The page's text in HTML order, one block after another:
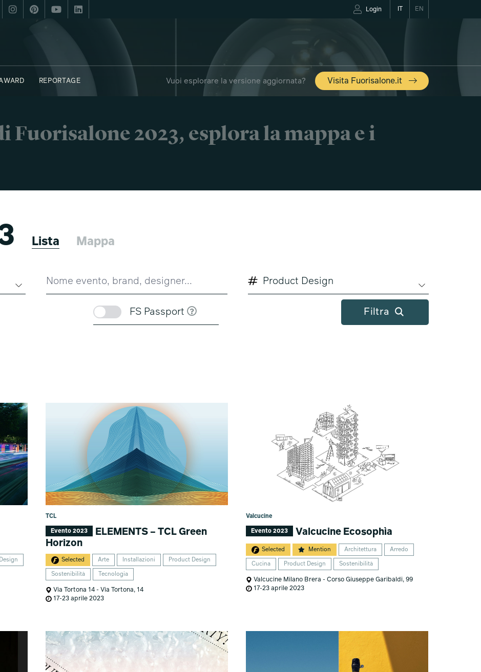
EN
Login
REPORTAGE Vuoi esplorare la versione aggiornata? Visita Fuorisalone.it
Fuorisalone 2023, esplora la mappa e i
Lista Mappa
Product Design
FS Passport Filtra
TCL
Evento 2023
ELEMENTS – TCL Green
Horizon
Selected Arte Installazioni Product Design
Sostenibilità Tecnologia
Via Tortona 14 - Via Tortona, 14
17-23 aprile 2023
Valcucine
Evento 2023 Valcucine Ecosophìa
Selected Mention Architettura Arredo
Cucina Product Design Sostenibilità
Valcucine Milano Brera - Corso Giuseppe Garibaldi, 99
17-23 aprile 2023